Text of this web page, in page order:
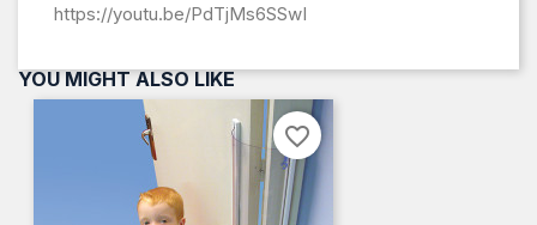
https://youtu.be/PdTjMs6SSwI
YOU MIGHT ALSO LIKE
favorite_border